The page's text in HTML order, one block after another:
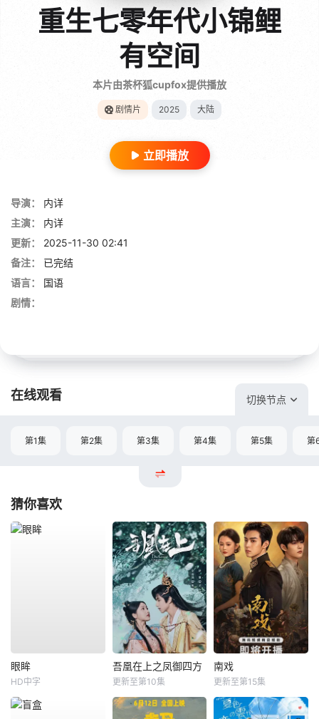
重生七零年代小锦鲤
有空间
本片由茶杯狐cupfox提供播放
剧情片 2025 大陆
立即播放
导演：
内详
主演：
内详
更新：
2025-11-30 02:41
备注：
已完结
语言：
国语
剧情：
在线观看 切换节点
第1集 第2集 第3集 第4集 第5集 第
猜你喜欢
眼眸
HD中字
吾凰在上之凤御四方
更新至第10集
南戏
更新至第15集